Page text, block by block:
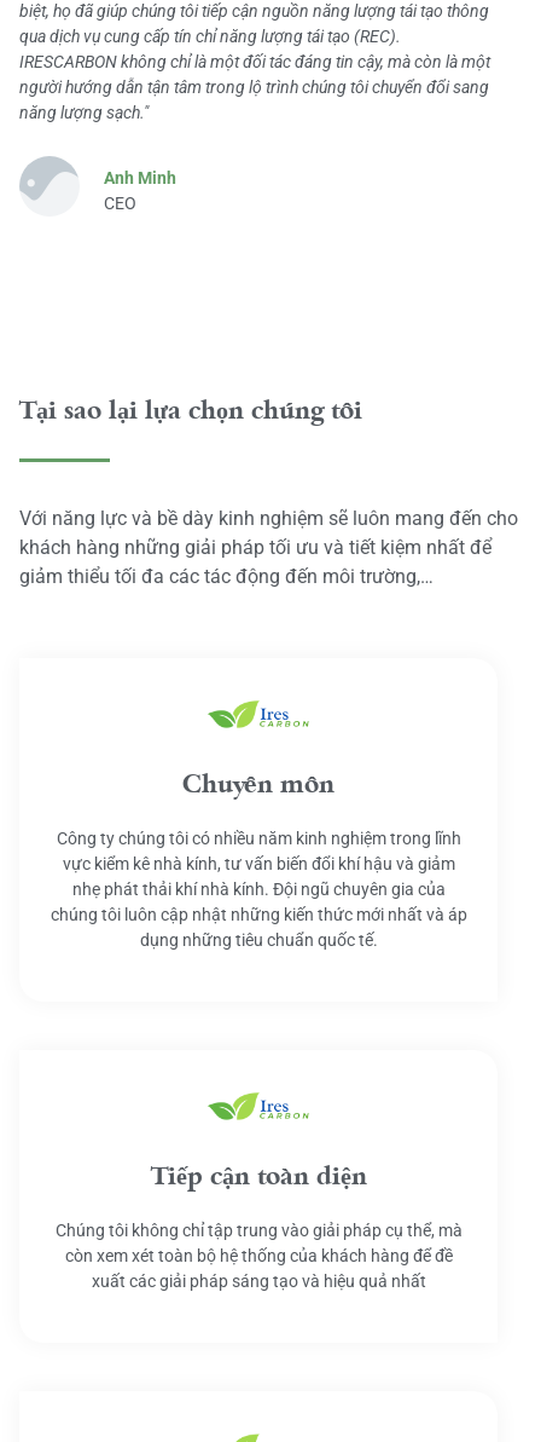
biệt, họ đã giúp chúng tôi tiếp cận nguồn năng lượng tái tạo thông
qua dịch vụ cung cấp tín chỉ năng lượng tái tạo (REC).
IRESCARBON không chỉ là một đối tác đáng tin cậy, mà còn là một
người hướng dẫn tận tâm trong lộ trình chúng tôi chuyển đổi sang
năng lượng sạch."
Anh Minh
CEO
Tại sao lại lựa chọn chúng tôi
Với năng lực và bề dày kinh nghiệm sẽ luôn mang đến cho
khách hàng những giải pháp tối ưu và tiết kiệm nhất để
giảm thiểu tối đa các tác động đến môi trường,…
Chuyên môn
Công ty chúng tôi có nhiều năm kinh nghiệm trong lĩnh
vực kiểm kê nhà kính, tư vấn biến đổi khí hậu và giảm
nhẹ phát thải khí nhà kính. Đội ngũ chuyên gia của
chúng tôi luôn cập nhật những kiến thức mới nhất và áp
dụng những tiêu chuẩn quốc tế.
Tiếp cận toàn diện
Chúng tôi không chỉ tập trung vào giải pháp cụ thể, mà
còn xem xét toàn bộ hệ thống của khách hàng để đề
xuất các giải pháp sáng tạo và hiệu quả nhất